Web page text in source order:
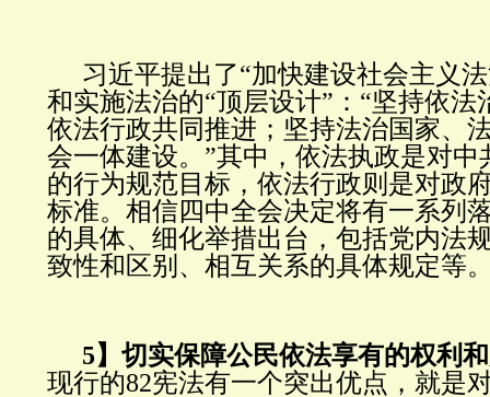
习近平提出了“加快建设社会主义
和实施法治的“顶层设计”：“坚持依法
依法行政共同推进；坚持法治国家、
会一体建设。”其中，依法执政是对中
的行为规范目标，依法行政则是对政
标准。相信四中全会决定将有一系列
的具体、细化举措出台，包括党内法
致性和区别、相互关系的具体规定等
5】切实保障公民依法享有的权利
现行的82宪法有一个突出优点，就是